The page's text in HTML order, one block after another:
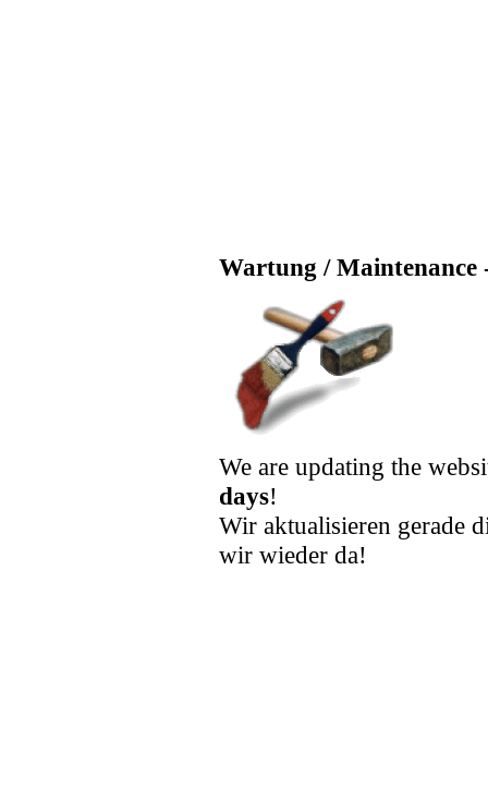
Wartung / Maintenance
We are updating the
days!
Wir aktualisieren gerade
wir wieder da!